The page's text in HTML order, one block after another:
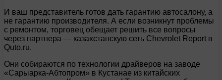
И ваш представитель готов дать гарантию автосалону, а
не гарантию производителя. А если возникнут проблемы
с ремонтом, торговец обещает решить все вопросы
через партнера — казахстанскую сеть Chevrolet Report в
Quto.ru.
Они собираются по технологии драйверов на заводе
«Сарыарка-Абтопром» в Кустанае из китайских